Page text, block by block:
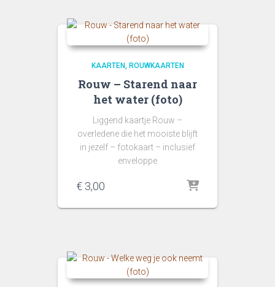
KAARTEN ROUWKAARTEN
Rouw – Starend naar
het water (foto)
Liggend kaartje Rouw –
overledene die het mooiste blijft
in jezelf – fotokaart – inclusief
enveloppe
€ 3,00